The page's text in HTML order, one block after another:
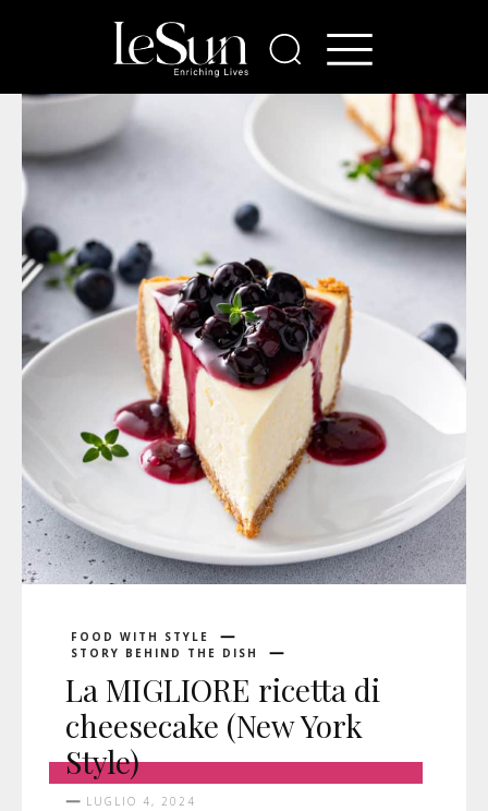
FOOD WITH STYLE
STORY BEHIND THE DISH
La MIGLIORE ricetta di
cheesecake (New York
Style)
LUGLIO 4, 2024